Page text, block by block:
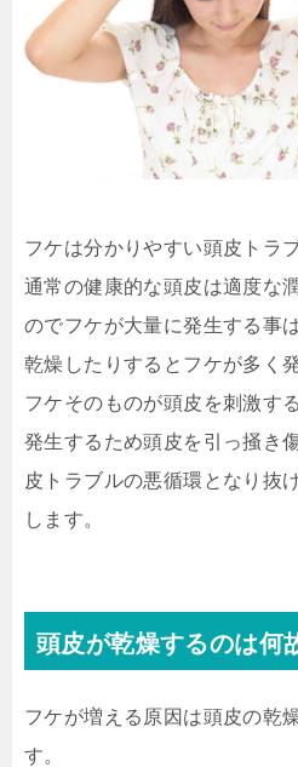
フケは分かりやすい頭皮トラ
通常の健康的な頭皮は適度な
のでフケが大量に発生する事
乾燥したりするとフケが多く
フケそのものが頭皮を刺激す
発生するため頭皮を引っ掻き
皮トラブルの悪循環となり抜
します。
頭皮が乾燥するのは何
フケが増える原因は頭皮の乾
す。